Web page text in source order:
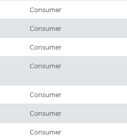
Consumer
Consumer
Consumer
Consumer
Consumer
Consumer
Consumer